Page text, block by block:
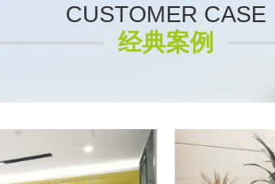
CUSTOMER CASE
经典案例